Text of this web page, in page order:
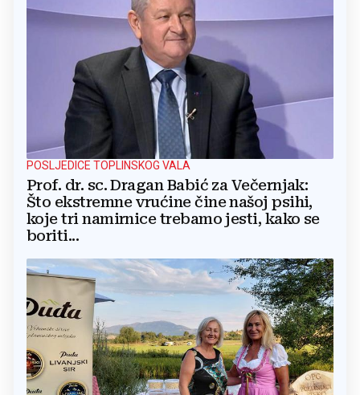
POSLJEDICE TOPLINSKOG VALA
Prof. dr. sc. Dragan Babić za Večernjak:
Što ekstremne vrućine čine našoj psihi,
koje tri namirnice trebamo jesti, kako se
boriti...